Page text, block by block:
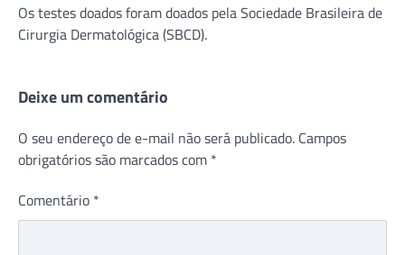
Os testes doados foram doados pela Sociedade Brasileira de
Cirurgia Dermatológica (SBCD).
Deixe um comentário
O seu endereço de e-mail não será publicado. Campos
obrigatórios são marcados com *
Comentário *